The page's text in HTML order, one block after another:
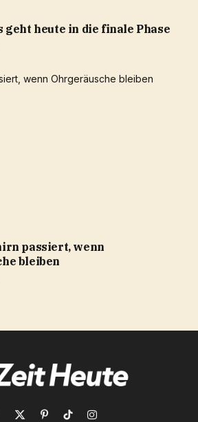
geht heute in die finale Phase
passiert, wenn
bleiben